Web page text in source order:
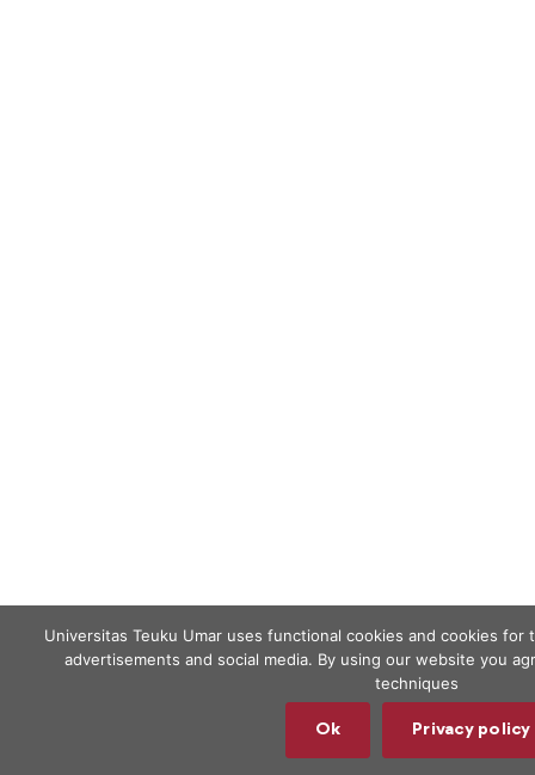
Universitas Teuku Umar uses functional cookies and cookies
advertisements and social media. By using our website you
techniques
Ok Privacy policy